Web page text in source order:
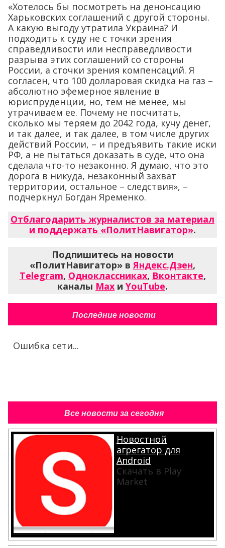
«Хотелось бы посмотреть на денонсацию
Харьковских соглашений с другой стороны.
А какую выгоду утратила Украина? И
подходить к суду не с точки зрения
справедливости или несправедливости
разрыва этих соглашений со стороны
России, а сточки зрения компенсаций. Я
согласен, что 100 долларовая скидка на газ –
абсолютно эфемерное явление в
юриспруденции, но, тем не менее, мы
утрачиваем ее. Почему не посчитать,
сколько мы теряем до 2042 года, кучу денег,
и так далее, и так далее, в том числе других
действий России, – и предъявить такие иски
РФ, а не пытаться доказать в суде, что она
сделала что-то незаконно. Я думаю, что это
дорога в никуда, незаконный захват
территории, остальное – следствия», –
подчеркнул Богдан Яременко.
Отблагодарить журналистов за материал
и поддержать «ПолитНавигатор».
Подпишитесь на новости
«ПолитНавигатор» вЯндекс.Дзен,
Telegram, Одноклассниках, Вконтакте,
каналы Max и YouTube.
Последние новости
Ошибка сети...
Все новости за сегодня
Новостной
агрегатор для
Android
Скачать в Play
Market